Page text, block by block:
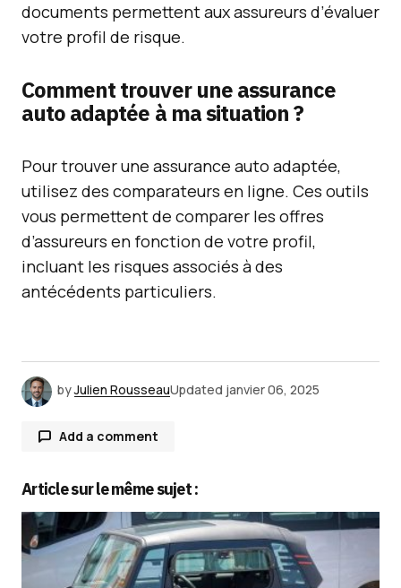
documents permettent aux assureurs d’évaluer
votre profil de risque.
Comment trouver une assurance
auto adaptée à ma situation ?
Pour trouver une assurance auto adaptée,
utilisez des comparateurs en ligne. Ces outils
vous permettent de comparer les offres
d’assureurs en fonction de votre profil,
incluant les risques associés à des
antécédents particuliers.
byJulien RousseauUpdated janvier 06, 2025
Add a comment
Votre adresse e-mail ne sera pas publiée.Les
champs obligatoires sont indiqués avec*
Comment*
Article sur le même sujet :